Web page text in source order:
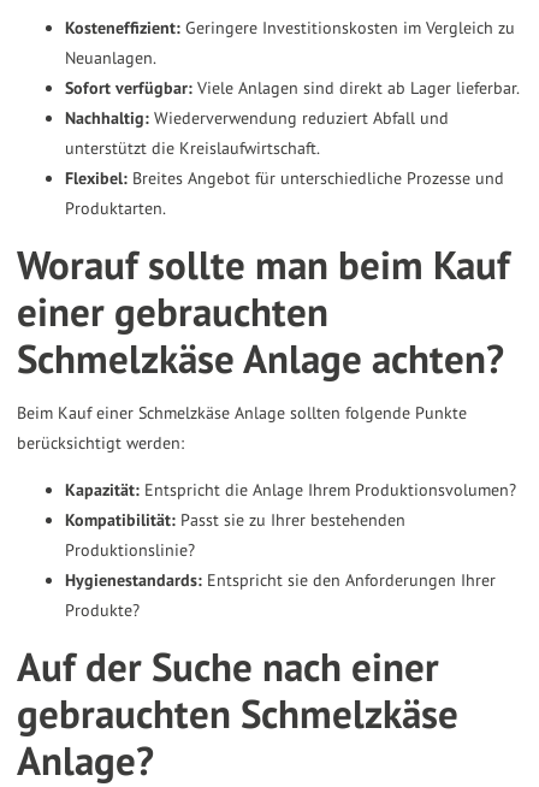
Kosteneffizient: Geringere Investitionskosten im Vergleich zu
Neuanlagen.
Sofort verfügbar: Viele Anlagen sind direkt ab Lager lieferbar.
Nachhaltig: Wiederverwendung reduziert Abfall und
unterstützt die Kreislaufwirtschaft.
Flexibel: Breites Angebot für unterschiedliche Prozesse und
Produktarten.
Worauf sollte man beim Kauf
einer gebrauchten
Schmelzkäse Anlage achten?
Beim Kauf einer Schmelzkäse Anlage sollten folgende Punkte
berücksichtigt werden:
Kapazität: Entspricht die Anlage Ihrem Produktionsvolumen?
Kompatibilität: Passt sie zu Ihrer bestehenden
Produktionslinie?
Hygienestandards: Entspricht sie den Anforderungen Ihrer
Produkte?
Auf der Suche nach einer
gebrauchten Schmelzkäse
Anlage?